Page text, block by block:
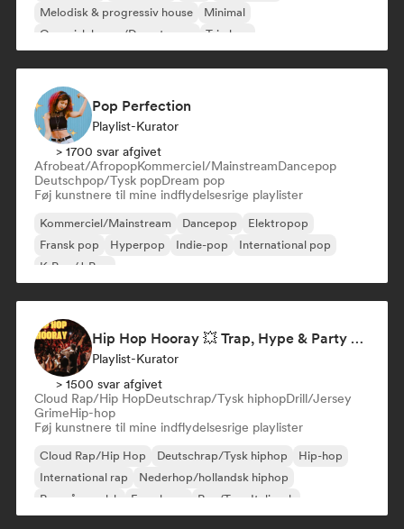
Melodisk & progressiv house
Minimal
Organisk house/Downtempo
Trip hop
Pop Perfection
Playlist-Kurator
> 1700 svar afgivet
Afrobeat/AfropopKommerciel/MainstreamDancepop
Deutschpop/Tysk popDream pop
Føj kunstnere til mine indflydelsesrige playlister
Kommerciel/Mainstream Dancepop
Elektropop
Fransk pop
Hyperpop Indie-pop
International pop
K-Pop/J-Pop
Hip Hop Hooray 💥 Trap, Hype & Party Rap Bangers
Playlist-Kurator
> 1500 svar afgivet
Cloud Rap/Hip HopDeutschrap/Tysk hiphopDrill/Jersey
GrimeHip-hop
Føj kunstnere til mine indflydelsesrige playlister
Cloud Rap/Hip Hop Deutschrap/Tysk hiphop
Hip-hop
International rap
Nederhop/hollandsk hiphop
Rap på engelsk
Fransk rap Rap/Trap Italiensk